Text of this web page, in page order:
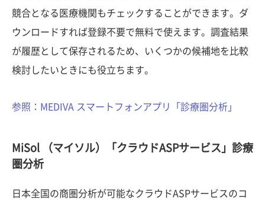
競合となる医療機関もチェックすることができます。ダ
ウンロードすれば登録不要で無料で使えます。調査結果
が履歴として保存されるため、いくつかの候補地を比較
検討したいときにも役立ちます。
参照：MEDIVA スマートフォンアプリ「診療圏分析」
MiSol （マイソル）「クラウドASPサービス」診療
圏分析
日本全国の商圏分析が可能なクラウドASPサービスのコ